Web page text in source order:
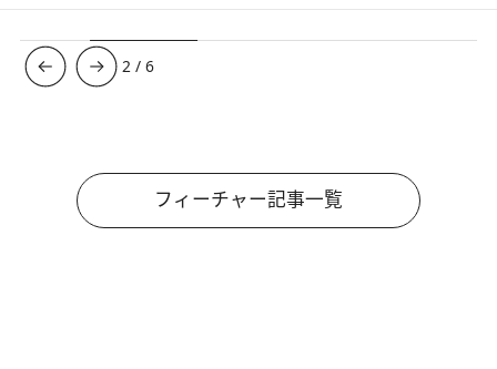
3 /6
フィーチャー記事一覧